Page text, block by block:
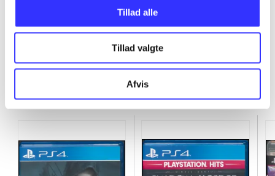
Tillad alle
Tillad valgte
Afvis